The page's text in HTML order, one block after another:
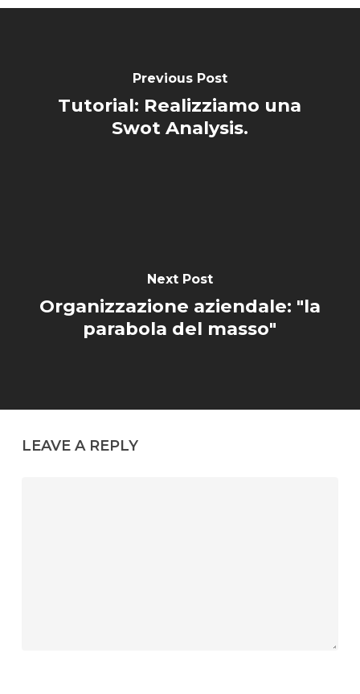
Previous Post
Tutorial: Realizziamo una
Swot Analysis.
Next Post
Organizzazione aziendale: "la
parabola del masso"
LEAVE A REPLY